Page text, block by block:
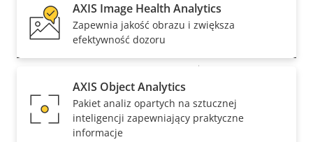
H.265
Dźwięk
nieruchomości
Wartość
nieruchomości
Obsługa dźwięku
Bezpieczeństwo
AXIS Image Health Analytics
Zapewnia jakość obrazu i zwiększa
efektywność dozoru
AXIS Object Analytics
Pakiet analiz opartych na sztucznej
inteligencji zapewniający praktyczne
informacje